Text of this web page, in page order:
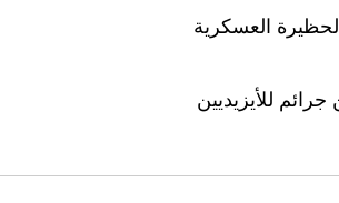
العسكرية
للأيزيديين